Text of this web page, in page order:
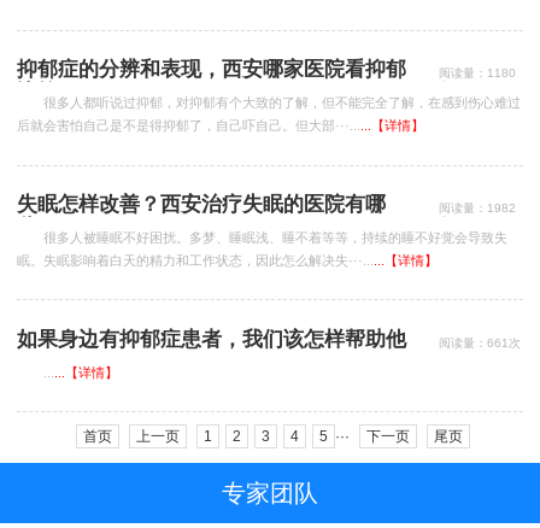
抑郁症的分辨和表现，西安哪家医院看抑郁
比较好？
阅读量：1180
次
很多人都听说过抑郁，对抑郁有个大致的了解，但不能完全了解，在感到伤心难过
后就会害怕自己是不是得抑郁了，自己吓自己。但大部···...
...【详情】
失眠怎样改善？西安治疗失眠的医院有哪
些？
阅读量：1982
次
很多人被睡眠不好困扰。多梦、睡眠浅、睡不着等等，持续的睡不好觉会导致失
眠。失眠影响着白天的精力和工作状态，因此怎么解决失···...
...【详情】
如果身边有抑郁症患者，我们该怎样帮助他
阅读量：661次
...【详情】
首页 上一页 1 2 3 4 5 ··· 下一页 尾页
专家团队